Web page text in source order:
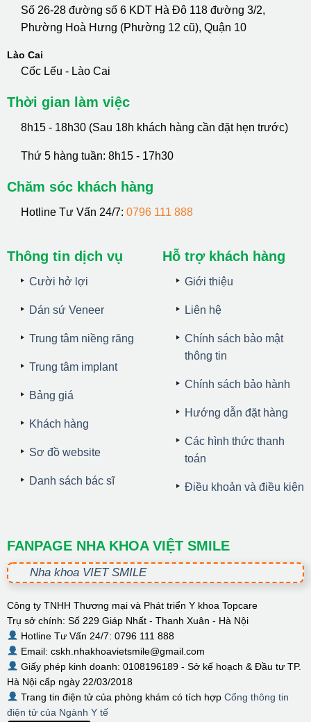
Số 26-28 đường số 6 KDT Hà Đô 118 đường 3/2,
Phường Hoà Hưng (Phường 12 cũ), Quận 10
Lào Cai
Cốc Lếu - Lào Cai
Thời gian làm việc
8h15 - 18h30 (Sau 18h khách hàng cần đặt hẹn trước)
Thứ 5 hàng tuần: 8h15 - 17h30
Chăm sóc khách hàng
Hotline Tư Vấn 24/7: 0796 111 888
Thông tin dịch vụ
Cười hở lợi
Dán sứ Veneer
Trung tâm niềng răng
Trung tâm implant
Bảng giá
Khách hàng
Sơ đồ website
Danh sách bác sĩ
Hỗ trợ khách hàng
Giới thiệu
Liên hệ
Chính sách bảo mật
thông tin
Chính sách bảo hành
Hướng dẫn đặt hàng
Các hình thức thanh
toán
Điều khoản và điều kiện
FANPAGE NHA KHOA VIỆT SMILE
Nha khoa VIET SMILE
Công ty TNHH Thương mại và Phát triển Y khoa Topcare
Trụ sở chính: Số 229 Giáp Nhất - Thanh Xuân - Hà Nội
Hotline Tư Vấn 24/7: 0796 111 888
Email: cskh.nhakhoavietsmile@gmail.com
Giấy phép kinh doanh: 0108196189 - Sở kế hoạch & Đầu tư TP.
Hà Nội cấp ngày 22/03/2018
Trang tin điện tử của phòng khám có tích hợp Cổng thông tin
điện tử của Ngành Y tế